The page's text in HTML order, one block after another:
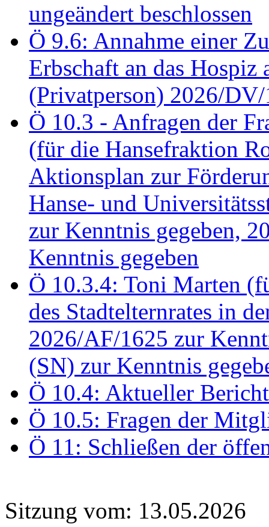
ungeändert beschlossen
Ö 9.6: Annahme einer
Erbschaft an das
(Privatperson) 2026/DV/
Ö 10.3 - Anfragen der
(für die Hansefraktion
Aktionsplan zur
Hanse- und
zur Kenntnis gegeben,
Kenntnis gegeben
Ö 10.3.4: Toni Marten
des Stadtelternrates in
2026/AF/1625 zur
(SN) zur Kenntnis
Ö 10.4: Aktueller
Ö 10.5: Fragen der
Ö 11: Schließen der
Sitzung vom: 13.05.2026